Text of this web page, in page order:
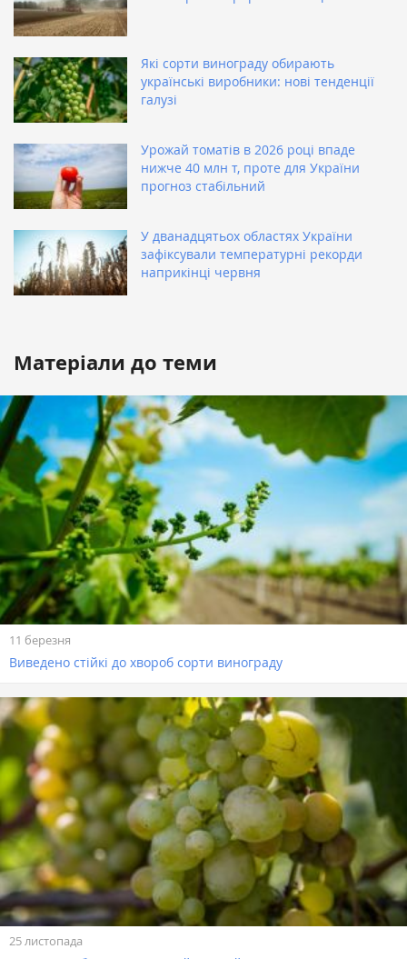
Які сорти винограду обирають
українські виробники: нові тенденції
галузі
Урожай томатів в 2026 році впаде
нижче 40 млн т, проте для України
прогноз стабільний
У дванадцятьох областях України
зафіксували температурні рекорди
наприкінці червня
Матеріали до теми
11 березня
Виведено стійкі до хвороб сорти винограду
25 листопада